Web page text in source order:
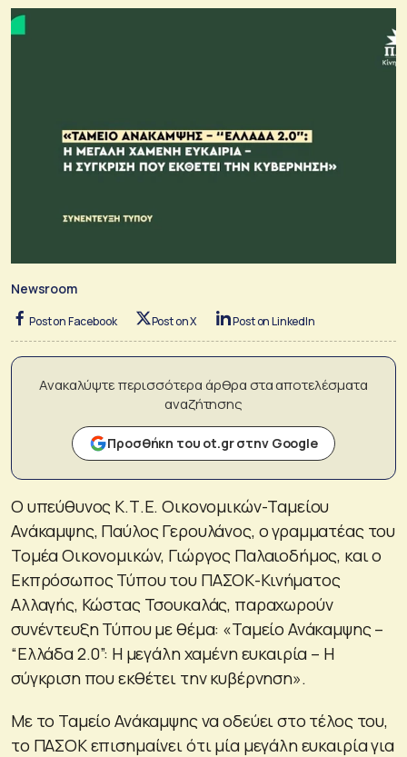
Newsroom
Post on Facebook Post on X Post on LinkedIn
Ανακαλύψτε περισσότερα άρθρα στα αποτελέσματα
αναζήτησης
Προσθήκη του ot.gr στην Google
Ο υπεύθυνος Κ.Τ.Ε. Οικονομικών-Ταμείου
Ανάκαμψης, Παύλος Γερουλάνος, ο γραμματέας του
Τομέα Οικονομικών, Γιώργος Παλαιοδήμος, και ο
Εκπρόσωπος Τύπου του ΠΑΣΟΚ-Κινήματος
Αλλαγής, Κώστας Τσουκαλάς, παραχωρούν
συνέντευξη Τύπου με θέμα: «Ταμείο Ανάκαμψης –
“Ελλάδα 2.0”: Η μεγάλη χαμένη ευκαιρία – Η
σύγκριση που εκθέτει την κυβέρνηση».
Με το Ταμείο Ανάκαμψης να οδεύει στο τέλος του,
το ΠΑΣΟΚ επισημαίνει ότι μία μεγάλη ευκαιρία για